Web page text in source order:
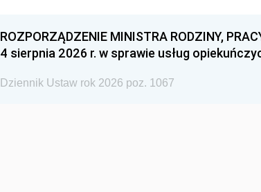
ROZPORZĄDZENIE MINISTRA RODZINY,
4 sierpnia 2026 r. w sprawie usług
Dziennik Ustaw rok 2026 poz. 1067